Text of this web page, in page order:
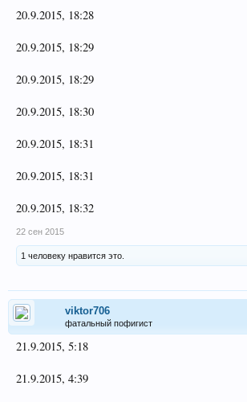
20.9.2015, 18:28
20.9.2015, 18:29
20.9.2015, 18:29
20.9.2015, 18:30
20.9.2015, 18:31
20.9.2015, 18:31
20.9.2015, 18:32
22 сен 2015
1 человеку нравится это.
viktor706
фатальный пофигист
21.9.2015, 5:18
21.9.2015, 4:39